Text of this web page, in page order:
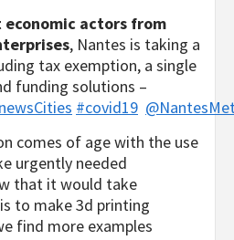
economic actors from
, Nantes is taking a
tax exemption, a single
funding solutions –
#covid19
comes of age with the use
urgently needed
that it would take
to make 3d printing
find more examples